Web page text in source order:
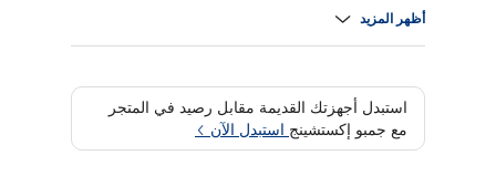
البلوتوث: الإصدار 5.3
أظهر المزيد
استبدل أجهزتك القديمة مقابل رصيد في المتجر
مع جمبو إكستشينج استبدل الآن